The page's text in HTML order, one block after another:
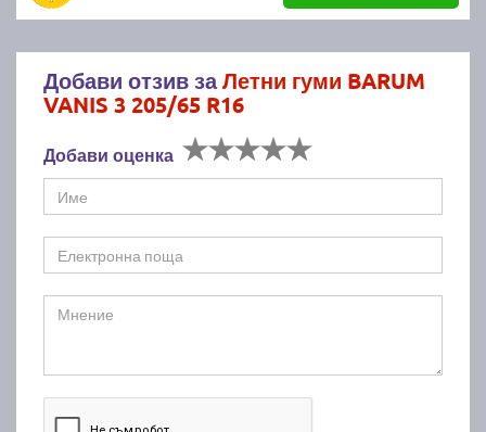
Добави отзив заЛетни гуми BARUM
VANIS 3 205/65 R16
Добави оценка